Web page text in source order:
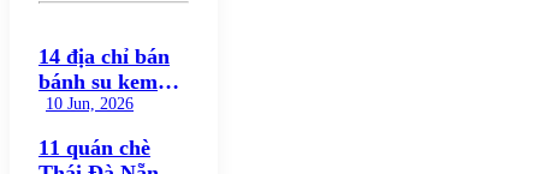
14 địa chỉ bán
bánh su kem
ngon nổi bật,
hiện nay
10 Jun, 2026
11 quán chè